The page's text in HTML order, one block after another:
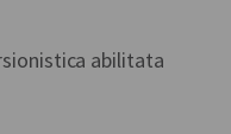
abilitata